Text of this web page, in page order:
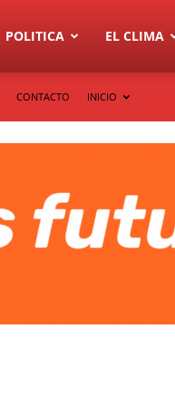
POLITICA EL CLIMA
CONTACTO INICIO